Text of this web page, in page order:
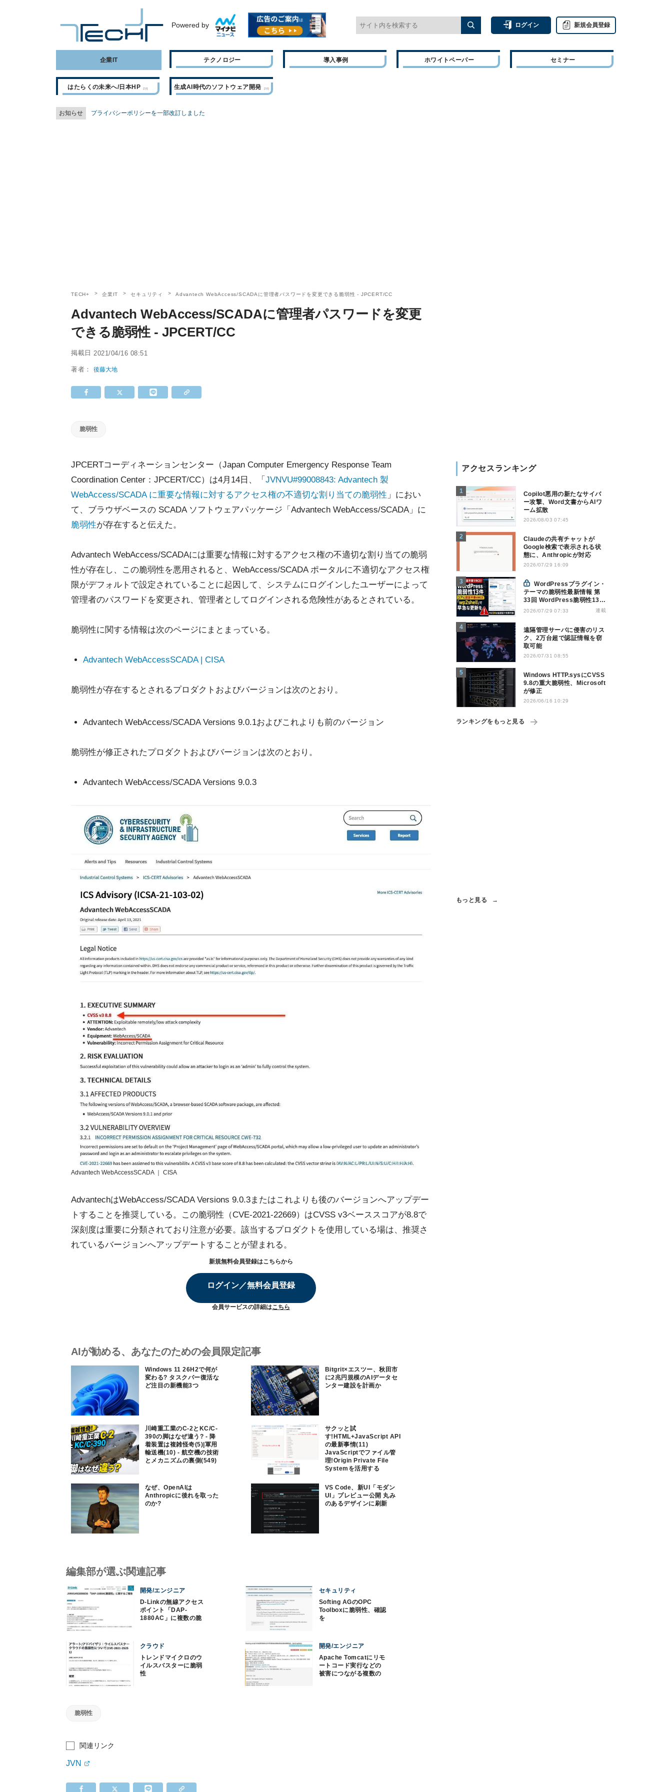
Powered by ログイン 新規会員登録
企業IT テクノロジー 導入事例 ホワイトペーパー セミナー
はたらくの未来へ/日本HP 生成AI時代のソフトウェア開発
お知らせ プライバシーポリシーを一部改訂しました
TECH+ 企業IT セキュリティ Advantech WebAccess/SCADAに管理者パスワードを変更できる脆弱性 - JPCERT/CC
Advantech WebAccess/SCADAに管理者パスワードを変更
できる脆弱性 - JPCERT/CC
掲載日 2021/04/16 08:51
著者：後藤大地
脆弱性
JPCERTコーディネーションセンター（Japan Computer Emergency Response Team
Coordination Center：JPCERT/CC）は4月14日、「 JVNVU#99008843: Advantech 製
WebAccess/SCADA に重要な情報に対するアクセス権の不適切な割り当ての脆弱性 」におい
て、ブラウザベースの SCADA ソフトウェアパッケージ「Advantech WebAccess/SCADA」に
脆弱性が存在すると伝えた。
Advantech WebAccess/SCADAには重要な情報に対するアクセス権の不適切な割り当ての脆弱
性が存在し、この脆弱性を悪用されると、WebAccess/SCADA ポータルに不適切なアクセス権
限がデフォルトで設定されていることに起因して、システムにログインしたユーザーによって
管理者のパスワードを変更され、管理者としてログインされる危険性があるとされている。
脆弱性に関する情報は次のページにまとまっている。
Advantech WebAccessSCADA | CISA
脆弱性が存在するとされるプロダクトおよびバージョンは次のとおり。
Advantech WebAccess/SCADA Versions 9.0.1およびこれよりも前のバージョン
脆弱性が修正されたプロダクトおよびバージョンは次のとおり。
Advantech WebAccess/SCADA Versions 9.0.3
Advantech WebAccessSCADA ｜ CISA
AdvantechはWebAccess/SCADA Versions 9.0.3またはこれよりも後のバージョンへアップデー
トすることを推奨している。この脆弱性（CVE-2021-22669）はCVSS v3ベーススコアが8.8で
深刻度は重要に分類されており注意が必要。該当するプロダクトを使用している場は、推奨さ
れているバージョンへアップデートすることが望まれる。
新規無料会員登録はこちらから
ログイン／無料会員登録
会員サービスの詳細はこちら
AIが勧める、あなたのための会員限定記事
Windows 11 26H2で何が
変わる? タスクバー復活な
ど注目の新機能3つ
Bitgrit×エスツー、秋田市
に2兆円規模のAIデータセ
ンター建設を計画か
川崎重工業のC-2とKC/C-
390の脚はなぜ違う? - 降
着装置は複雑怪奇(5)|軍用
輸送機(10) - 航空機の技術
とメカニズムの裏側(549)
サクッと試
す!HTML+JavaScript API
の最新事情(11)
JavaScriptでファイル管
理!Origin Private File
Systemを活用する
なぜ、OpenAIは
Anthropicに後れを取った
のか?
VS Code、新UI「モダン
UI」プレビュー公開 丸み
のあるデザインに刷新
アクセスランキング
Copilot悪用の新たなサイバ
ー攻撃、Word文書からAIワ
ーム拡散
2026/08/03 07:45
Claudeの共有チャットが
Google検索で表示される状
態に、Anthropicが対応
2026/07/29 16:09
WordPressプラグイン・
テーマの脆弱性最新情報 第
33回 WordPress脆弱性13
件、コアに認証不要RCE
2026/07/29 07:33 連載
遠隔管理サーバに侵害のリス
ク、2万台超で認証情報を窃
取可能
2026/07/31 08:55
Windows HTTP.sysにCVSS
9.8の重大脆弱性、Microsoft
が修正
2026/06/16 10:29
ランキングをもっと見る
もっと見る
編集部が選ぶ関連記事
開発/エンジニア
D-Linkの無線アクセス
ポイント「DAP-
1880AC」に複数の脆
セキュリティ
Softing AGのOPC
Toolboxに脆弱性、確認
を
クラウド
トレンドマイクロのウ
イルスバスターに脆弱
性
開発/エンジニア
Apache Tomcatにリモ
ートコード実行などの
被害につながる複数の
脆弱性
関連リンク
JVN